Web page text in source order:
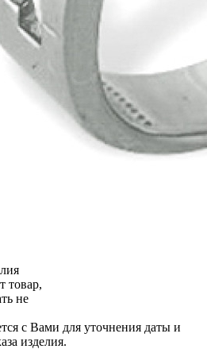
товар,
не
с Вами для уточнения даты и
изделия.